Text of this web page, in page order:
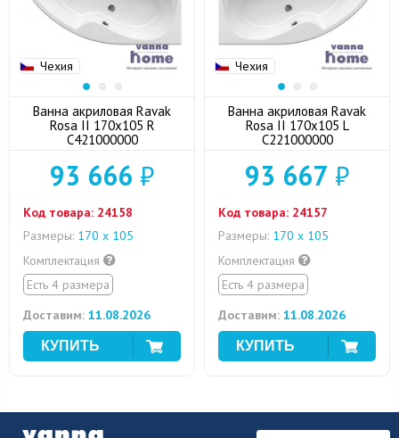
Чехия
Ванна акриловая Ravak
Rosa II 170x105 R
C421000000
93 666 ₽
Код товара: 24158
Размеры: 170 x 105
Комплектация
Есть 4 размера
Доставим: 11.08.2026
Чехия
Ванна акриловая Ravak
Rosa II 170x105 L
C221000000
93 667 ₽
Код товара: 24157
Размеры: 170 x 105
Комплектация
Есть 4 размера
Доставим: 11.08.2026